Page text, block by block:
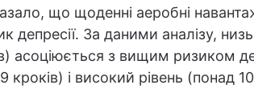
що щоденні аеробні
депресії. За даними аналізу,
асоціюється з вищим ризиком
і високий рівень (понад 10